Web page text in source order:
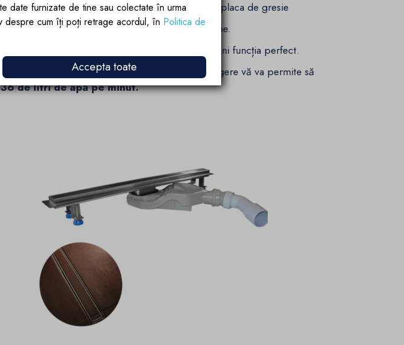
faptului ca este faiantabila si incorporata sub placa de gresie
elegant, extrem de ingust - grila are 3,2 cm latime.
fi un decor subtil și, în același timp, își va îndeplini funcția perfect.
sifonul german Viega
folosit în scurgere vă va permite să
36 de litri de apă pe minut.
date furnizate de tine sau colectate în urma
despre cum îți poți retrage acordul, în Politica de
Accepta toate